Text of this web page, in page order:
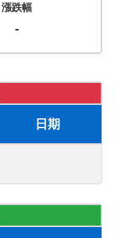
漲跌幅
-
日期